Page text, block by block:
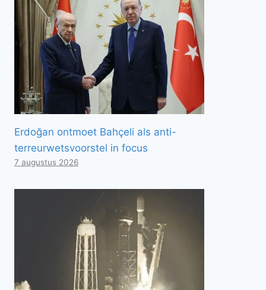
Erdoğan ontmoet Bahçeli als anti-
terreurwetsvoorstel in focus
7 augustus 2026